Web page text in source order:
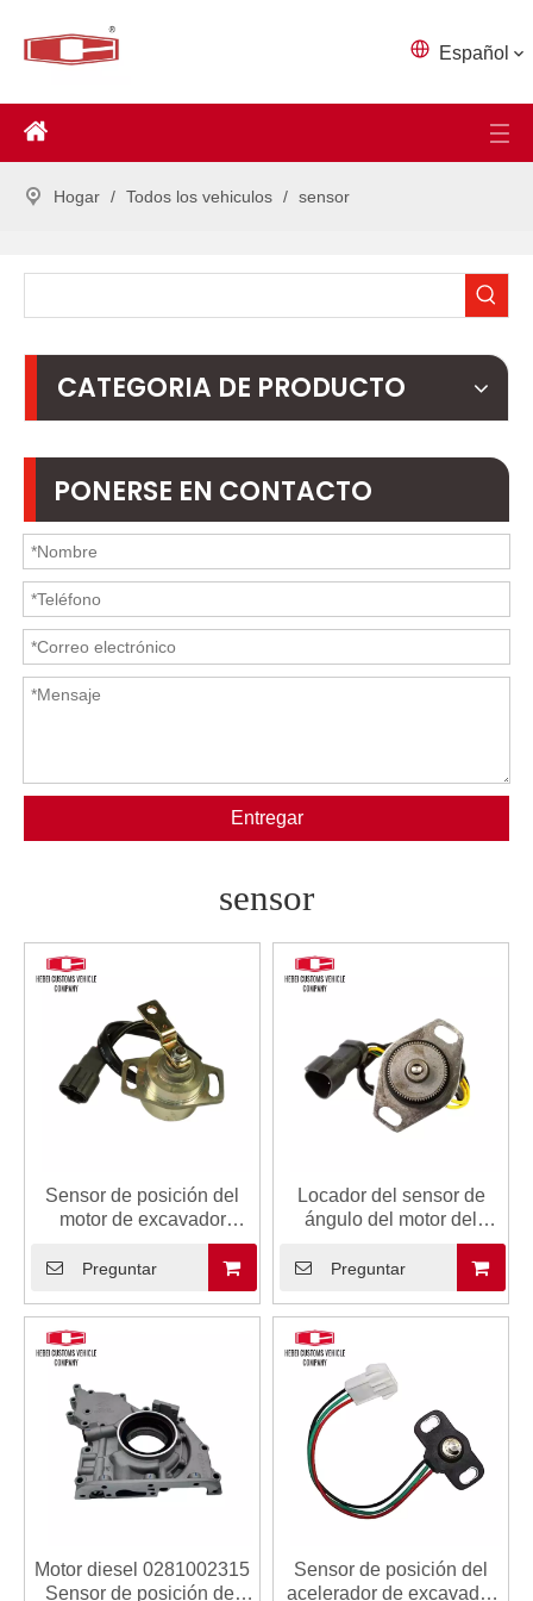
Español
Hogar / Todos los vehiculos / sensor
CATEGORIA DE PRODUCTO
PONERSE EN CONTACTO
Entregar
sensor
Sensor de posición del
motor de excavador
4257164 para Hitachi
EX200-1 EX200-2
Preguntar
Locador del sensor de
ángulo del motor del
acelerador 7861-93-4131
7861934131 Sensor de
posición del acelerador
para PC200-6 PC200-7
Preguntar
Motor diesel 0281002315
Sensor de posición del
Sensor de posición del
acelerador de excavador